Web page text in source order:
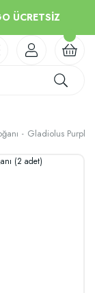
ÜCRETSİZ
Gladiolus Purple